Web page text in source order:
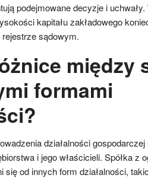
podejmowane decyzje i
kapitału zakładowego
sądowym.
między
formami
działalności
i jego właścicieli. Spółka z
się od innych form działalności,